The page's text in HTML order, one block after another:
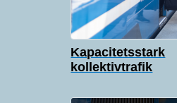
Kapacitetsstark
kollektivtrafik